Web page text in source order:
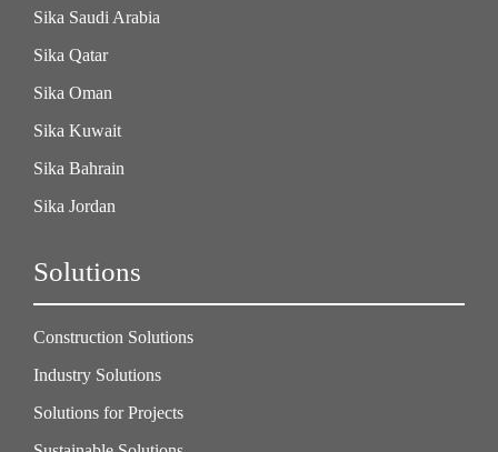
Sika Saudi Arabia
Sika Qatar
Sika Oman
Sika Kuwait
Sika Bahrain
Sika Jordan
Solutions
Construction Solutions
Industry Solutions
Solutions for Projects